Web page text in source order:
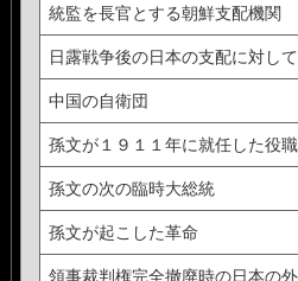
統監を長官とする朝鮮支配機関
日露戦争後の日本の支配に対し
中国の自衛団
孫文が１９１１年に就任した役職
孫文の次の臨時大総統
孫文が起こした革命
領事裁判権完全撤廃時の日本の